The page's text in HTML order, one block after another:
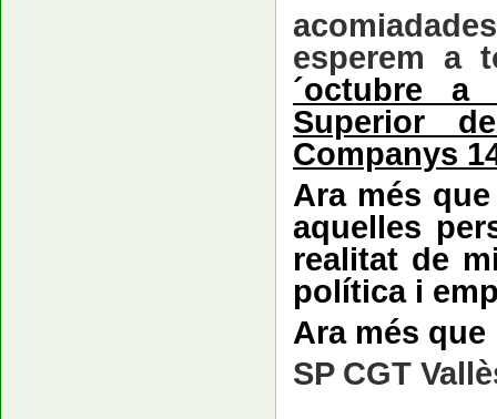
esperem a
´octubre
Superior
Companys
Ara més
aquelles
realitat de
política i
Ara més
SP CGT